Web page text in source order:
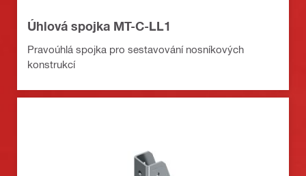
Úhlová spojka MT-C-LL1
Pravoúhlá spojka pro sestavování nosníkových
konstrukcí